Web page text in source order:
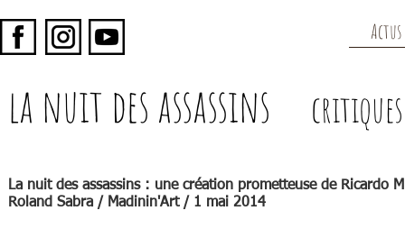
Actus
la nuit des assassins critiques
La nuit des assassins : une création prometteuse de Ricardo
Roland Sabra / Madinin'Art/ 1 mai 2014